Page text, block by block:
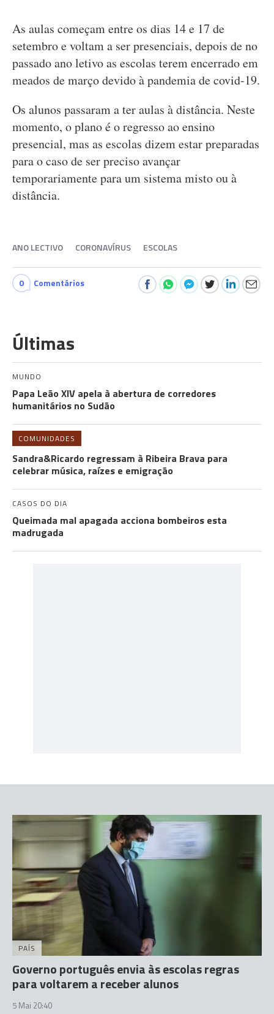
As aulas começam entre os dias 14 e 17 de
setembro e voltam a ser presenciais, depois de no
passado ano letivo as escolas terem encerrado em
meados de março devido à pandemia de covid-19.
Os alunos passaram a ter aulas à distância. Neste
momento, o plano é o regresso ao ensino
presencial, mas as escolas dizem estar preparadas
para o caso de ser preciso avançar
temporariamente para um sistema misto ou à
distância.
ANO LECTIVO CORONAVÍRUS ESCOLAS
0 Comentários
Últimas
MUNDO
Papa Leão XIV apela à abertura de corredores
humanitários no Sudão
COMUNIDADES
Sandra&Ricardo regressam à Ribeira Brava para
celebrar música, raízes e emigração
CASOS DO DIA
Queimada mal apagada acciona bombeiros esta
madrugada
PAÍS
Governo português envia às escolas regras
para voltarem a receber alunos
5 Mai 20:40